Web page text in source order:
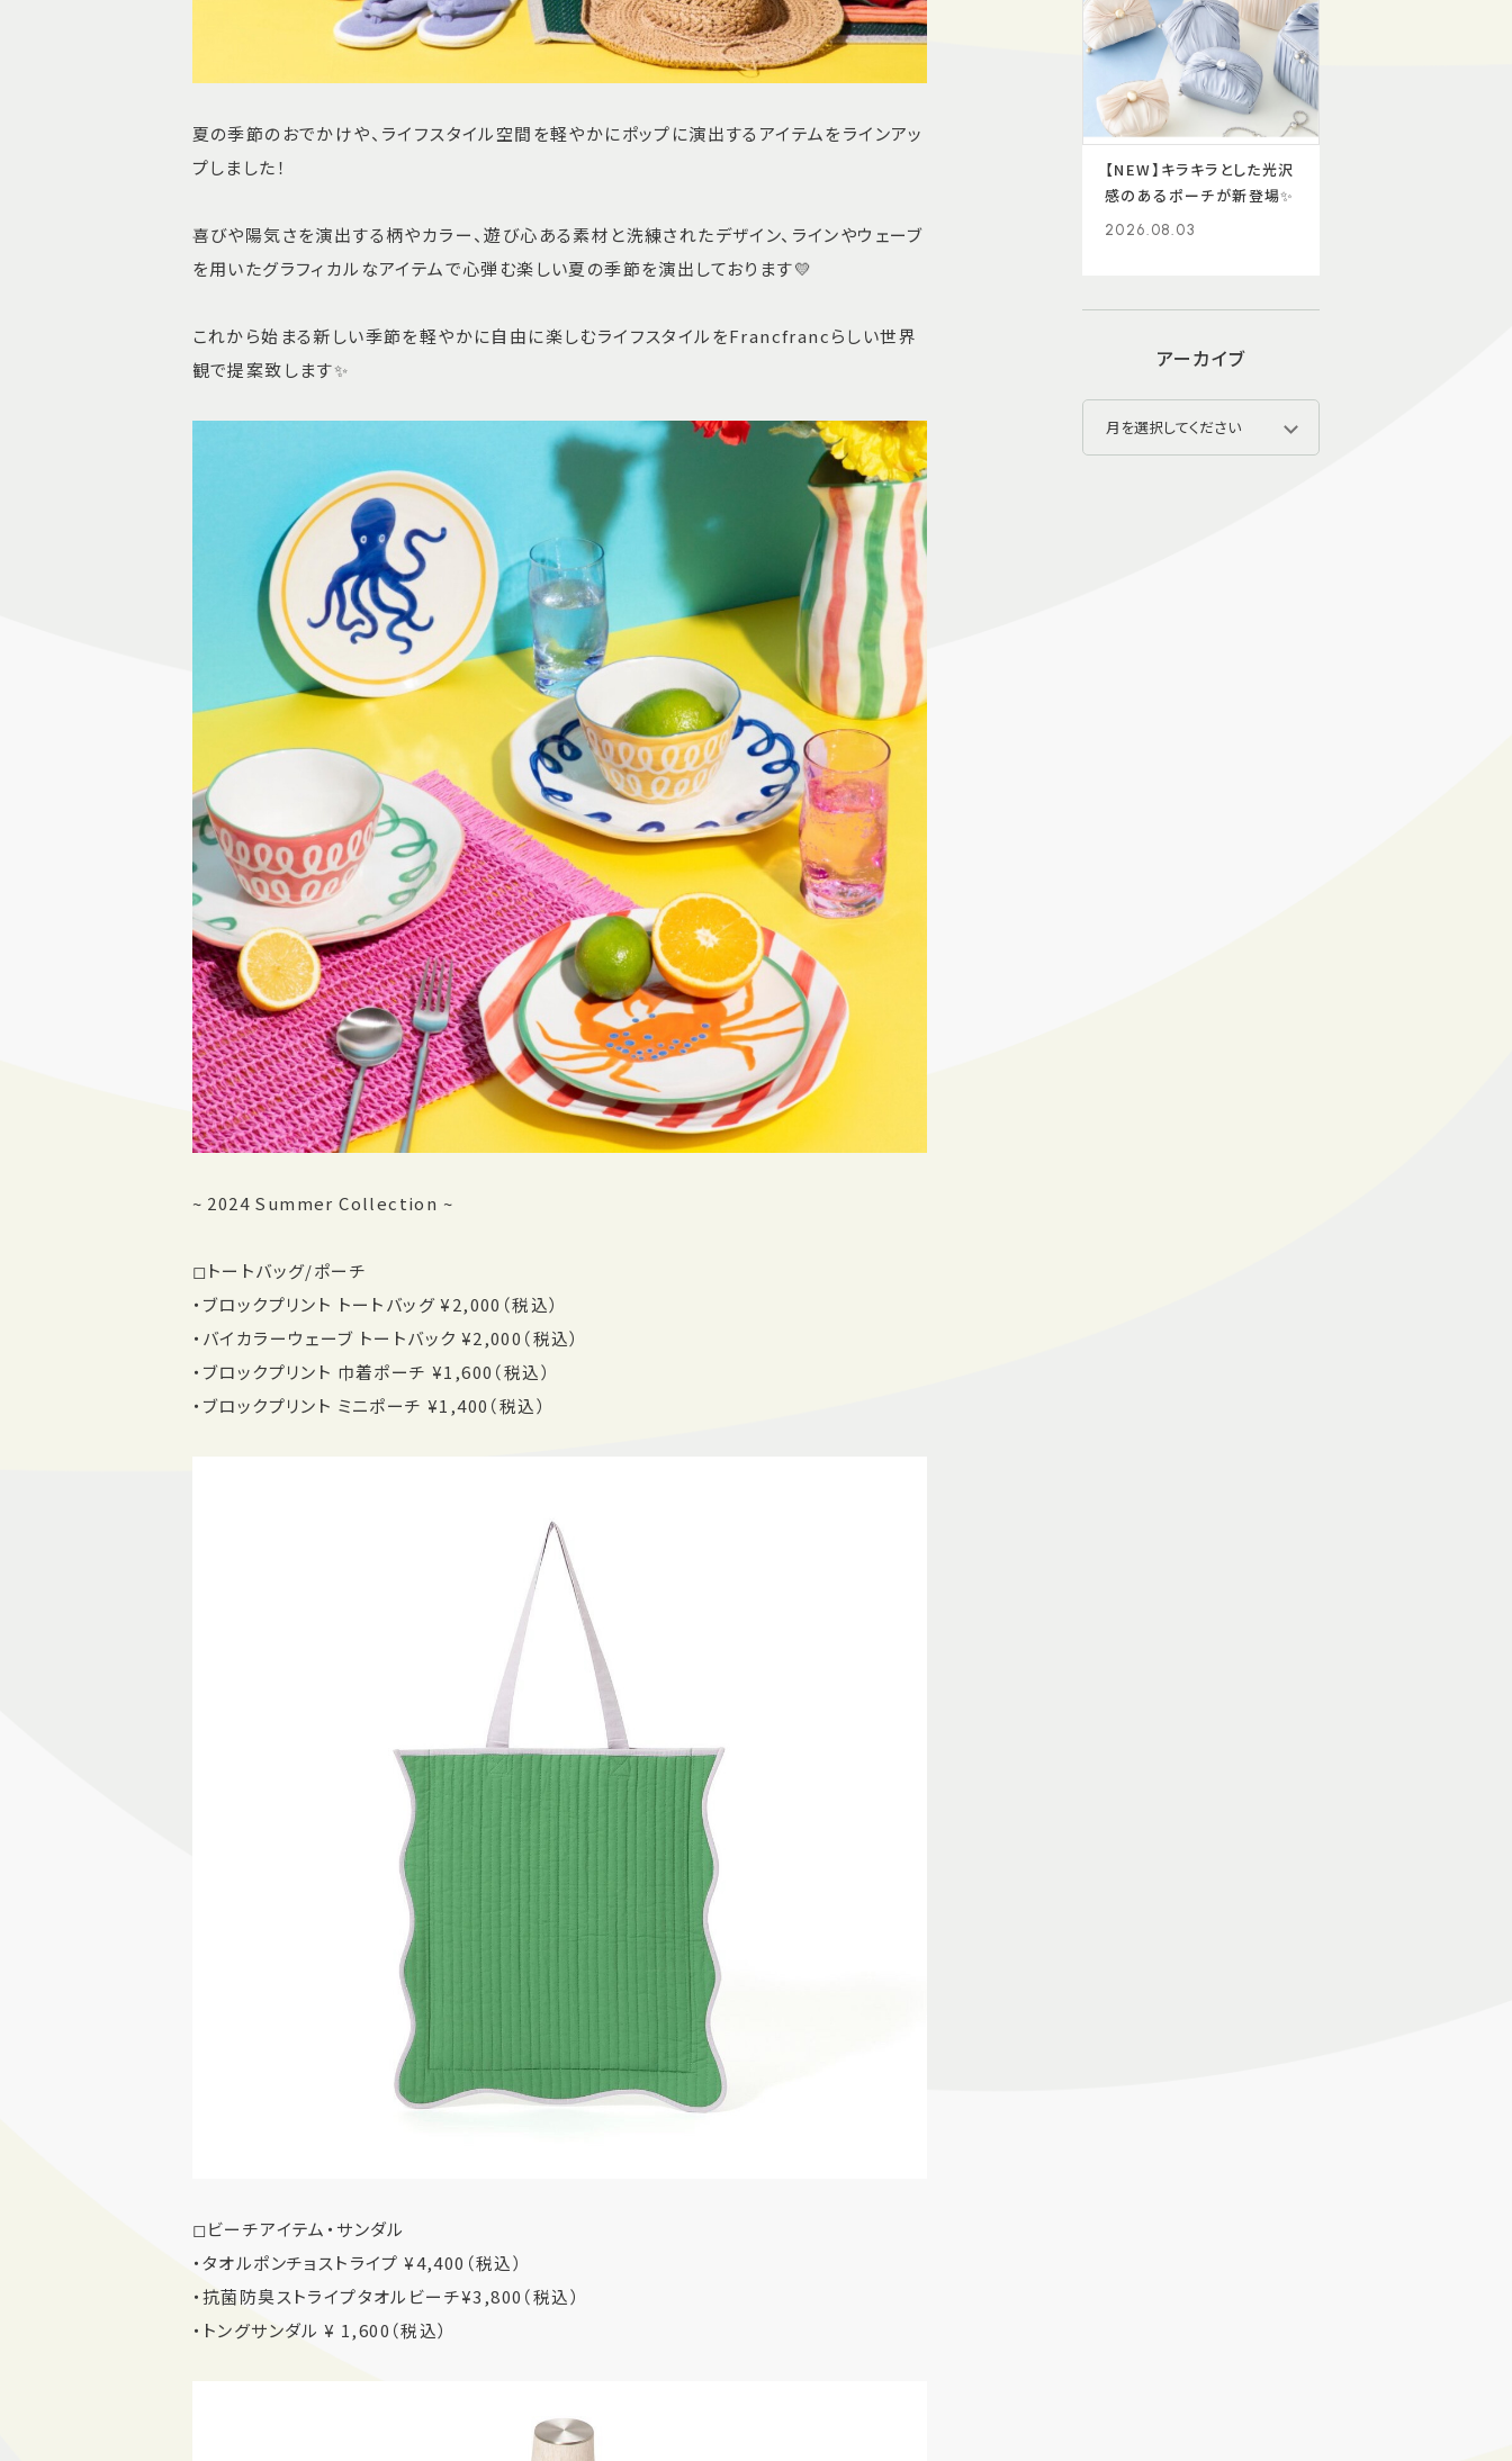
夏の季節のおでかけや、ライフスタイル空間を軽やかにポップに演出するアイテムをラインアッ
プしました！
喜びや陽気さを演出する柄やカラー、遊び心ある素材と洗練されたデザイン、ラインやウェーブ
を用いたグラフィカルなアイテムで心弾む楽しい夏の季節を演出しております💛
これから始まる新しい季節を軽やかに自由に楽しむライフスタイルをFrancfrancらしい世界
観で提案致します✨
~ 2024 Summer Collection ~
◻︎トートバッグ/ポーチ
・ブロックプリント トートバッグ ¥2,000（税込）
・バイカラーウェーブ トートバック ¥2,000（税込）
・ブロックプリント 巾着ポーチ ¥1,600（税込）
・ブロックプリント ミニポーチ ¥1,400（税込）
◻︎ビーチアイテム・サンダル
・タオルポンチョストライプ ¥4,400（税込）
・抗菌防臭ストライプタオルビーチ¥3,800（税込）
・トングサンダル ¥ 1,600（税込）
【NEW】キラキラとした光沢
感のあるポーチが新登場✨
2026.08.03
アーカイブ